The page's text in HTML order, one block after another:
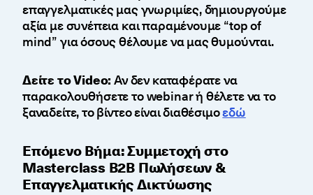
επαγγελματικές μας γνωριμίες, δημιουργούμε
αξία με συνέπεια και παραμένουμε “top of
mind” για όσους θέλουμε να μας θυμούνται.
Δείτε το Video:Αν δεν καταφέρατε να
παρακολουθήσετε το webinar ή θέλετε να το
ξαναδείτε, το βίντεο είναι διαθέσιμοεδώ
Επόμενο Βήμα: Συμμετοχή στο
Masterclass B2B Πωλήσεων &
Επαγγελματικής Δικτύωσης